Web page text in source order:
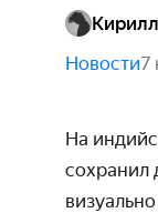
Новости7
На
сохранил